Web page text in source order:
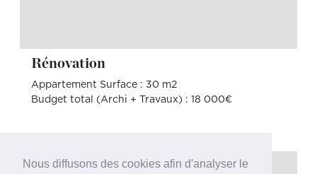
Nous diffusons des cookies afin d'analyser le
Rénovation
Appartement Surface : 30 m2
Budget total (Archi + Travaux) : 18 000€